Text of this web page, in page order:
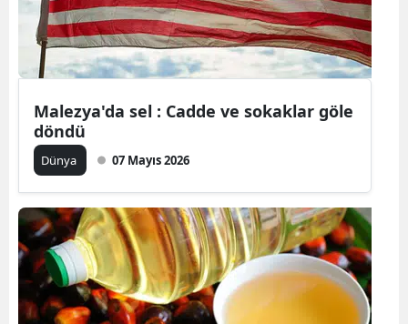
Kırklareli
Kırşehir
Kocaeli
Konya
Malatya
Manisa
Mardin
Malezya'da sel : Cadde ve sokaklar göle
döndü
Dünya 07 Mayıs 2026